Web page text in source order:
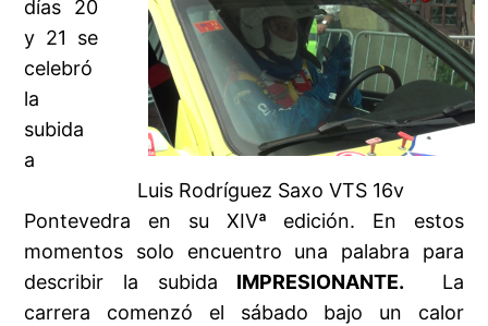
Luis Rodríguez Saxo VTS 16v
días 20
y 21 se
celebró
la
subida
a
Pontevedra en su XIVª edición. En estos
momentos solo encuentro una palabra para
describir la subida IMPRESIONANTE.
La
carrera comenzó el sábado bajo un calor